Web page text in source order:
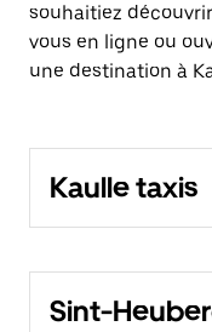
souhaitiez
vous en ligne ou
une destination à
Kaulle taxis
Sint-